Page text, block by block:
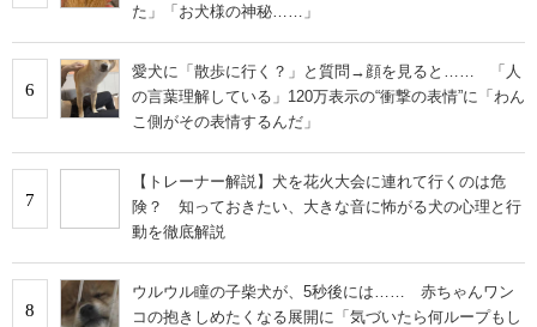
た」「お犬様の神秘……」
6
愛犬に「散歩に行く？」と質問→顔を見ると…… 「人
の言葉理解している」120万表示の“衝撃の表情”に「わん
こ側がその表情するんだ」
7
【トレーナー解説】犬を花火大会に連れて行くのは危
険？ 知っておきたい、大きな音に怖がる犬の心理と行
動を徹底解説
8
ウルウル瞳の子柴犬が、5秒後には…… 赤ちゃんワン
コの抱きしめたくなる展開に「気づいたら何ループもし